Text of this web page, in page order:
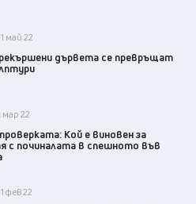
май 22
дървета се превръщат
мар 22
Кой е виновен за
с починалата в спешното във
фев 22